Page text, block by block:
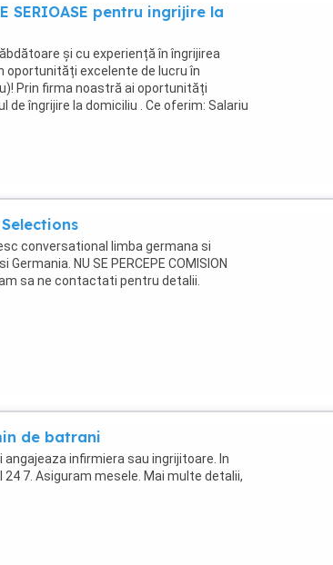
SERIOASE pentru ingrijire la
și cu experiență în îngrijirea
oportunități excelente de lucru în
Prin firma noastră ai oportunități
de îngrijire la domiciliu . Ce oferim: Salariu
conversational limba germana si
NU SE PERCEPE COMISION
sa ne contactati pentru detalii.
de batrani
infirmiera sau ingrijitoare. In
7. Asiguram mesele. Mai multe detalii,